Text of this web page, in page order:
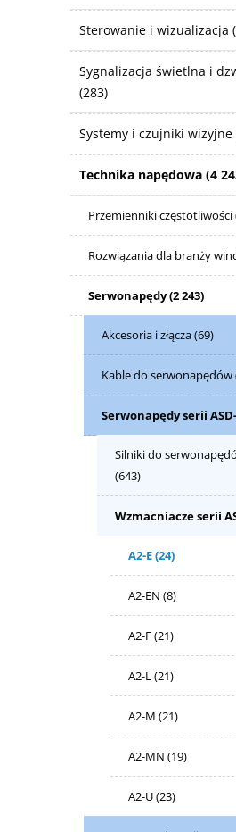
Sterowanie i wizualizacja
Sygnalizacja świetlna i
(283)
Systemy i czujniki wizyjne
Technika napędowa (4
Przemienniki częstotliwości
Rozwiązania dla branży
Serwonapędy(2 243)
Akcesoria i złącza(69)
Kable do serwonapędów
Serwonapędy serii
Silniki do
(643)
Wzmacniacze serii
A2-E(24)
A2-EN (8)
A2-F(21)
A2-L(21)
A2-M (21)
A2-MN (19)
A2-U(23)